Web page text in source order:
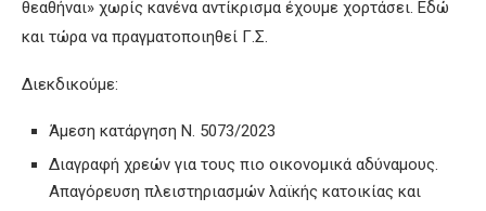
θεαθήναι» χωρίς κανένα αντίκρισμα έχουμε χορτάσει. Εδώ
και τώρα να πραγματοποιηθεί Γ.Σ.
Διεκδικούμε:
Άμεση κατάργηση Ν. 5073/2023
Διαγραφή χρεών για τους πιο οικονομικά αδύναμους.
Απαγόρευση πλειστηριασμών λαϊκής κατοικίας και